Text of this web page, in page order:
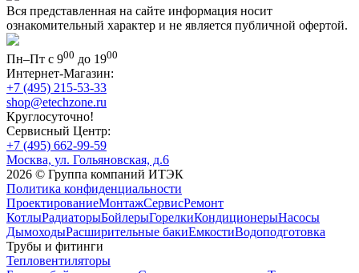
Вся представленная на сайте информация носит
ознакомительный характер и не является публичной офертой.
Пн–Пт с 900 до 1900
Интернет-Магазин:
+7 (495) 215-53-33
shop@etechzone.ru
Круглосуточно!
Сервисный Центр:
+7 (495) 662-99-59
Москва, ул. Гольяновская, д.6
2026 © Группа компаний ИТЭК
Политика конфиденциальности
ПроектированиеМонтажСервисРемонт
КотлыРадиаторыБойлерыГорелкиКондиционерыНасосы
ДымоходыРасширительные бакиЕмкостиВодоподготовка
Трубы и фитинги
Тепловентиляторы